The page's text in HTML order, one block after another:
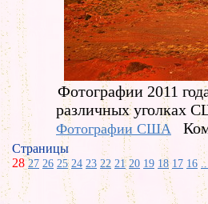
Фотографии 2011
различных уголках
Фотографии США
Страницы
28 27 26 25 24 23 22 21 20 19 18 17 16